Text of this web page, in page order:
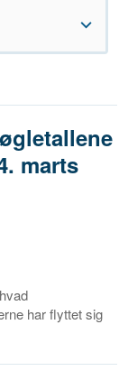
marts
har flyttet sig